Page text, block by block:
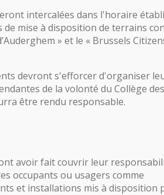
intercalées dans l'horaire
mise à disposition de terrains
» et le « Brussels
devront s'efforcer d'organiser
de la volonté du Collège des
être rendu responsable.
avoir fait couvrir leur
occupants ou usagers comme
et installations mis à disposition